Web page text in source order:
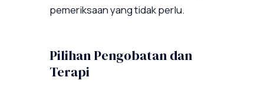
pemeriksaan yang tidak perlu.
Pilihan Pengobatan dan
Terapi